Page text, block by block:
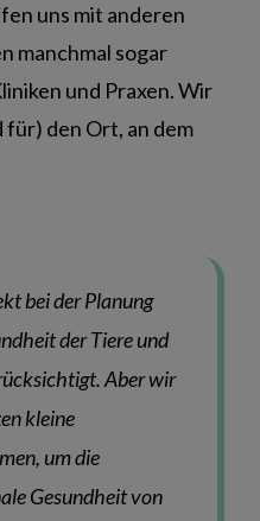
uns mit anderen
manchmal sogar
und Praxen. Wir
für) den Ort, an dem
bei der Planung
der Tiere und
Aber wir
kleine
um die
Gesundheit von